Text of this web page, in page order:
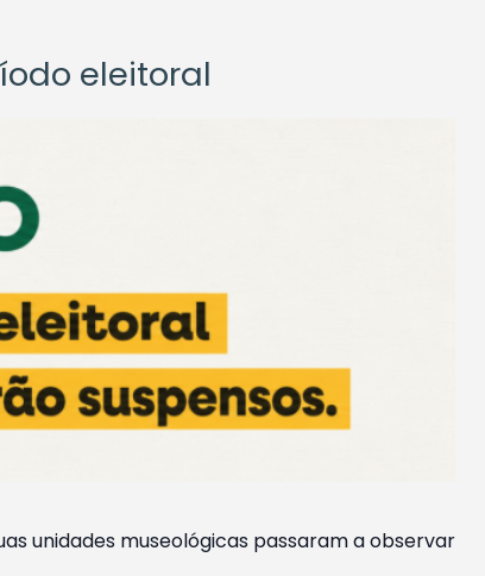
eleitoral
unidades museológicas passaram a observar